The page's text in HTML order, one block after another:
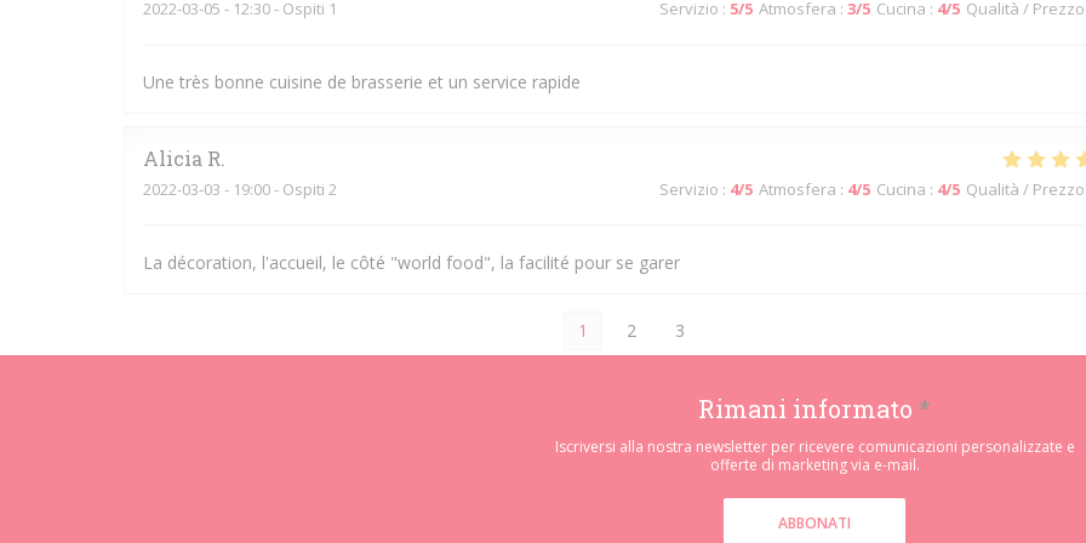
2022-03-05 - 12:30 - Ospiti 1 Servizio : 5/5 Atmosfera : 3/5 Cucina : 4/5 Qualità / Prezzo
Une très bonne cuisine de brasserie et un service rapide
Alicia R
2022-03-03 - 19:00 - Ospiti 2 Servizio : 4/5 Atmosfera : 4/5 Cucina : 4/5 Qualità / Prezzo
La décoration, l'accueil, le côté "world food", la facilité pour se garer
1 2 3
Rimani informato *
Iscriversi alla nostra newsletter per ricevere comunicazioni personalizzate e
offerte di marketing via e-mail.
ABBONATI